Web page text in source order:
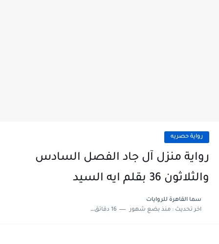
رواية حصريه
رواية منزل آل جاد الفصل السادس
والثلاثون 36 بقلم ايه السيد
سما القاهرة للروايات
اخر تحديث :منذ بضع شهور 16 دقائق للقراءة